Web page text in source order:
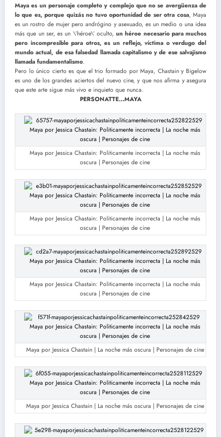
Maya es un personaje completo y complejo que no se avergüenza de
lo que es, porque quizás no tuvo oportunidad de ser otra cosa, Maya
es un rostro de mujer pero andrógino y asexuado, es un medio o una idea
más que un ser, es un \’héroe\’ oculto, un héroe necesario para muchos
pero incompresible para otros, es un reflejo, víctima o verdugo del
mundo actual, de esa falsedad llamada capitalismo y de ese salvajismo
llamada fundamentalismo.
Pero lo único cierto es que el trio formado por Maya, Chastain y Bigelow
es uno de los grandes aciertos del nuevo cine, y que nos afirma y asegura
que este arte sigue más vivo e inquieto que nunca.
PERSONATTE…MAYA
Maya por Jessica Chastain: Politicamente incorrecta | La noche más
oscura | Personajes de cine
Maya por Jessica Chastain: Politicamente incorrecta | La noche más
oscura | Personajes de cine
Maya por Jessica Chastain: Politicamente incorrecta | La noche más
oscura | Personajes de cine
Maya por Jessica Chastain | La noche más oscura | Personajes de cine
Maya por Jessica Chastain | La noche más oscura | Personajes de cine